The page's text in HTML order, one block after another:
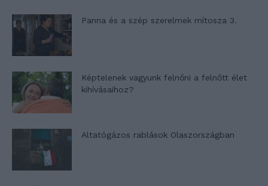
Panna és a szép szerelmek mítosza 3.
Képtelenek vagyunk felnőni a felnőtt élet
kihívásaihoz?
Altatógázos rablások Olaszországban